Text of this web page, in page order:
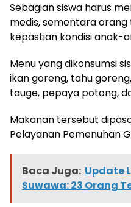
Sebagian siswa harus
medis, sementara
kepastian kondisi anak-
Menu yang dikonsumsi
ikan goreng, tahu
tauge, pepaya potong,
Makanan tersebut
Pelayanan Pemenuhan
Baca Juga: Update
Suwawa: 23 Orang